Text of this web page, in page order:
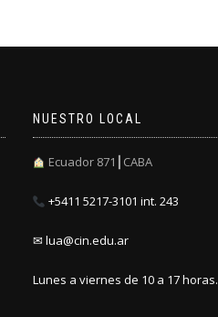
NUESTRO LOCAL
Ecuador 871┃CABA
+5411 5217-3101 int. 243
✉ lua@cin.edu.ar
Lunes a viernes de 10 a 17 horas.